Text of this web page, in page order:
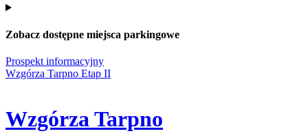
Zobacz dostępne miejsca parkingowe
Prospekt informacyjny
Wzgórza Tarpno Etap II
Wzgórza Tarpno